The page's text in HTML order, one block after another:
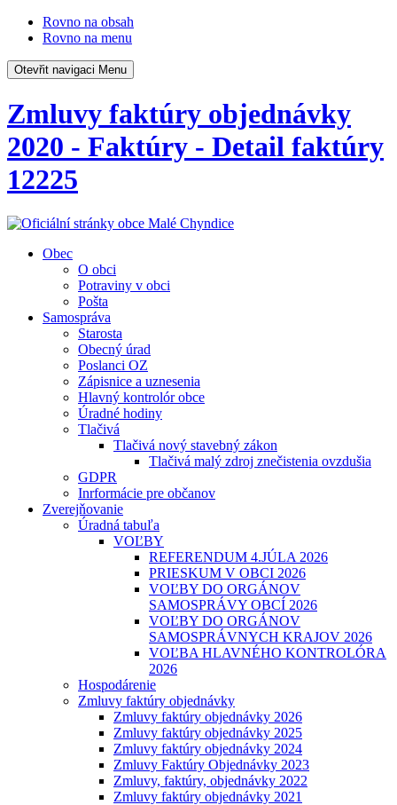
Rovno na obsah
Rovno na menu
Otevřit navigaci Menu
Zmluvy faktúry objednávky
2020 - Faktúry - Detail faktúry
12225
Obec
O obci
Potraviny v obci
Pošta
Samospráva
Starosta
Obecný úrad
Poslanci OZ
Zápisnice a uznesenia
Hlavný kontrolór obce
Úradné hodiny
Tlačivá
Tlačivá nový stavebný zákon
Tlačivá malý zdroj znečistenia ovzdušia
GDPR
Inrformácie pre občanov
Zverejňovanie
Úradná tabuľa
VOĽBY
REFERENDUM 4.JÚLA 2026
PRIESKUM V OBCI 2026
VOĽBY DO ORGÁNOV
SAMOSPRÁVY OBCÍ 2026
VOĽBY DO ORGÁNOV
SAMOSPRÁVNYCH KRAJOV 2026
VOĽBA HLAVNÉHO KONTROLÓRA
2026
Hospodárenie
Zmluvy faktúry objednávky
Zmluvy faktúry objednávky 2026
Zmluvy faktúry objednávky 2025
Zmluvy faktúry objednávky 2024
Zmluvy Faktúry Objednávky 2023
Zmluvy, faktúry, objednávky 2022
Zmluvy faktúry objednávky 2021